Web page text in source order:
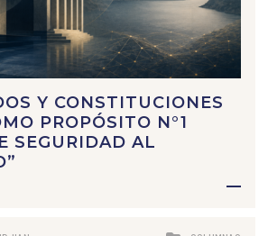
Y CONSTITUCIONES
PROPÓSITO N°1
SEGURIDAD AL